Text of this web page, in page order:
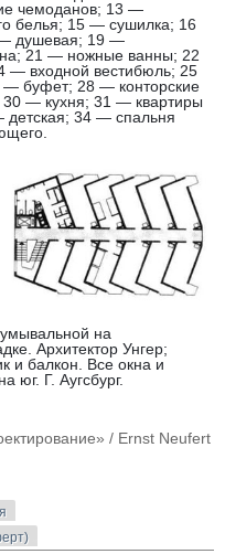
чемоданов; 13 —
белья; 15 — сушилка; 16
душевая; 19 —
21 — ножные ванны; 22
входной вестибюль; 25
буфет; 28 — конторские
— кухня; 31 — квартиры
34 — спальня
на
Архитектор Унгер;
и балкон. Все окна и
юг. Г. Аугсбург.
/ Ernst Neufert